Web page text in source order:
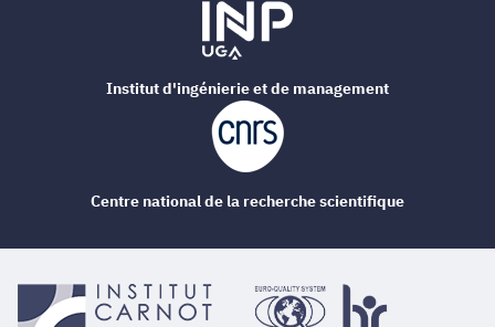
Institut d'ingénierie et de management
Centre national de la recherche scientifique